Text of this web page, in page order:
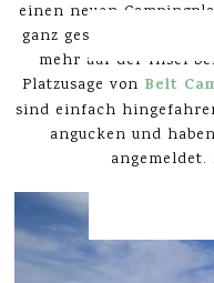
einen neuen
ganz gespannt waren.
mehr auf der Insel
Platzusage von Belt
sind einfach
angucken und
angemeldet.